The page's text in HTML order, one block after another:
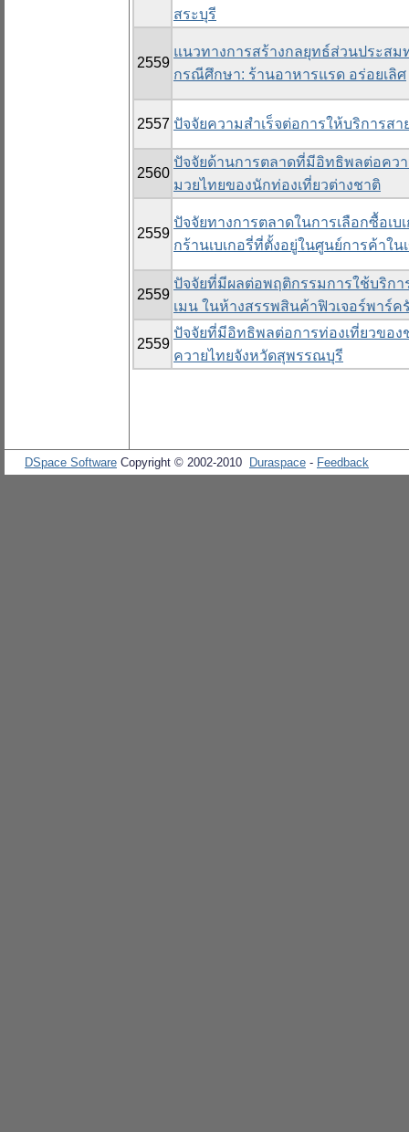
สระบุรี
2559
แนวทางการสร้างกลยุทธ์ส่วนประส
กรณีศึกษา: ร้านอาหารแรด อร่อยเลิศ
2557 ปัจจัยความสำเร็จต่อการให้บริการสา
2560
ปัจจัยด้านการตลาดที่มีอิทธิพลต่อคว
มวยไทยของนักท่องเที่ยวต่างชาติ
2559
ปัจจัยทางการตลาดในการเลือกซื้อเบ
กร้านเบเกอรี่ที่ตั้งอยู่ในศูนย์การค้าใ
2559
ปัจจัยที่มีผลต่อพฤติกรรมการใช้บริก
เมน ในห้างสรรพสินค้าฟิวเจอร์พาร์ค
2559
ปัจจัยที่มีอิทธิพลต่อการท่องเที่ยวขอ
ควายไทยจังหวัดสุพรรณบุรี
DSpace Software Copyright © 2002-2010 Duraspace - Feedback